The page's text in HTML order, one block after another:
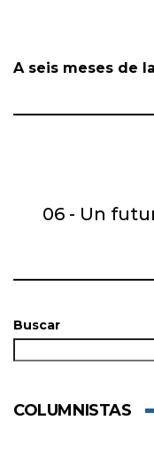
A seis meses de
06 - Un
Buscar
COLUMNISTAS